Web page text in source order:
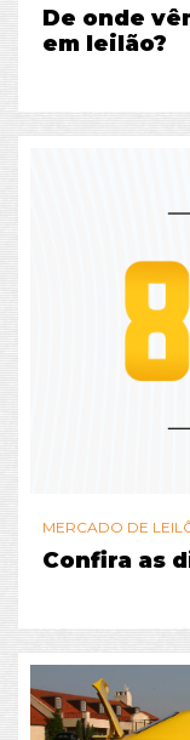
De onde
em leilão?
MERCADO DE
Confira as